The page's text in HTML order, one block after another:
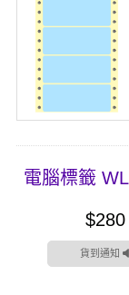
電腦標籤
$280
貨到通知